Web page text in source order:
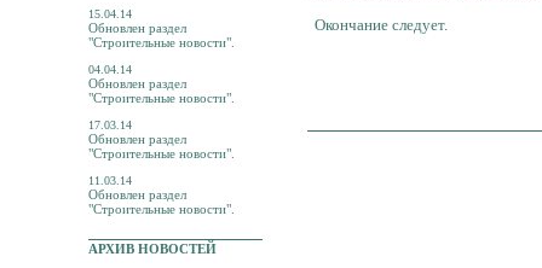
15.04.14
Обновлен раздел
"Строительные новости".
04.04.14
Обновлен раздел
"Строительные новости".
17.03.14
Обновлен раздел
"Строительные новости".
11.03.14
Обновлен раздел
"Строительные новости".
АРХИВ НОВОСТЕЙ
Окончание следует.